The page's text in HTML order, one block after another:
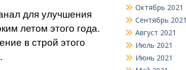
для улуч­шения
летом этого года.
в строй это­го
Октябрь 2021
Сентябрь 2021
Август 2021
Июль 2021
Июнь 2021